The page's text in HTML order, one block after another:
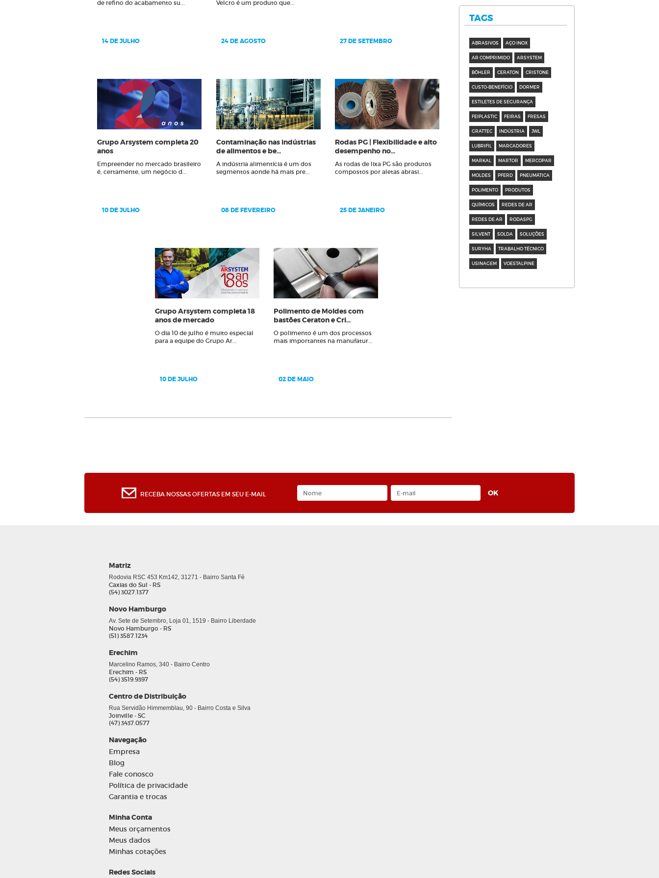
Lixa Folha
Lixas em Tubo
Lixas Velcro
Suportes
Suportes de Lixas
TAGS
ABRASIVOS AÇO INOX
AR COMPRIMIDO ARSYSTEM
BÖHLER CERATON CRISTONE
CUSTO-BENEFÍCIO DORMER
ESTILETES DE SEGURANÇA
FEIPLASTIC FEIRAS FRESAS
GRATTEC INDÚSTRIA JWL
LUBRIFIL MARCADORES
MARKAL MARTOR MERCOPAR
MOLDES PFERD PNEUMÁTICA
POLIMENTO PRODUTOS
QUÍMICOS REDES DE AR
REDES DE AR RODASPG
SILVENT SOLDA SOLUÇÕES
SURYHA TRABALHO TÉCNICO
USINAGEM VOESTALPINE
de refino do acabamento su...
14 DE JULHO
Velcro é um produto que...
24 DE AGOSTO 27 DE SETEMBRO
Grupo Arsystem completa 20
anos
Empreender no mercado brasileiro
é, certamente, um negócio d...
10 DE JULHO
Contaminação nas indústrias
de alimentos e be...
A indústria alimentícia é um dos
segmentos aonde há mais pre...
08 DE FEVEREIRO
Rodas PG | Flexibilidade e alto
desempenho no...
As rodas de lixa PG são produtos
compostos por aletas abrasi...
25 DE JANEIRO
Grupo Arsystem completa 18
anos de mercado
O dia 10 de julho é muito especial
para a equipe do Grupo Ar...
10 DE JULHO
Polimento de Moldes com
bastões Ceraton e Cri...
O polimento é um dos processos
mais importantes na manufatur...
02 DE MAIO
RECEBA NOSSAS OFERTAS EM SEU E-MAIL
Matriz
Rodovia RSC 453 Km142, 31271 - Bairro Santa Fé
Caxias do Sul - RS
(54) 3027.1377
Novo Hamburgo
Av. Sete de Setembro, Loja 01, 1519 - Bairro Liberdade
Novo Hamburgo - RS
(51) 3587.1234
Erechim
Marcelino Ramos, 340 - Bairro Centro
Erechim - RS
(54) 3519.9397
Centro de Distribuição
Rua Servidão Himmemblau, 90 - Bairro Costa e Silva
Joinville - SC
(47) 3437.0577
Navegação
Empresa
Blog
Fale conosco
Política de privacidade
Garantia e trocas
Minha Conta
Meus orçamentos
Meus dados
Minhas cotações
Redes Sociais